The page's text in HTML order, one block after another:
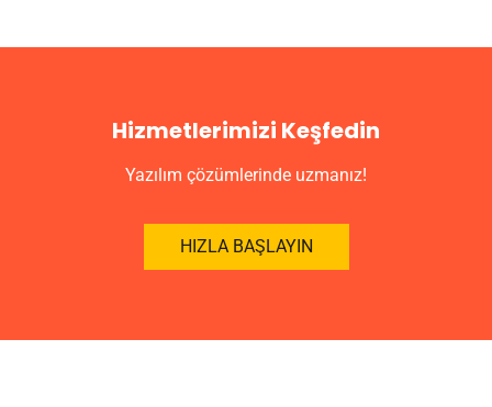
Hizmetlerimizi Keşfedin
Yazılım çözümlerinde uzmanız!
HIZLA BAŞLAYIN